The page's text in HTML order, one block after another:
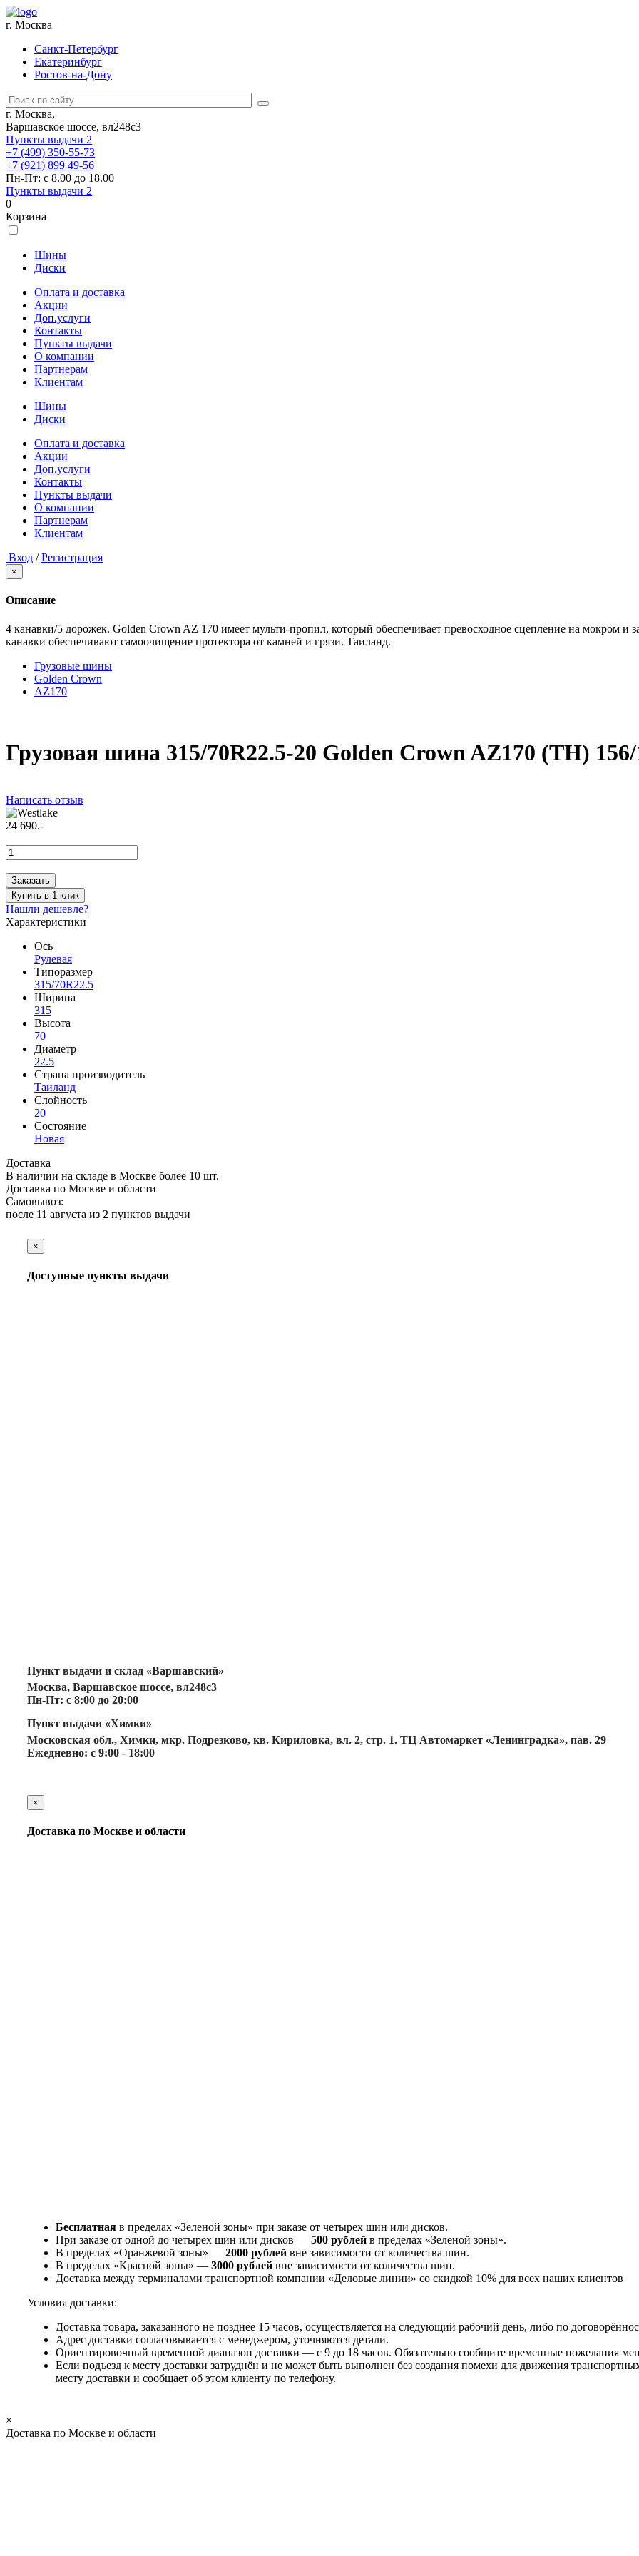
г. Москва
Санкт-Петербург
Екатеринбург
Ростов-на-Дону
г. Москва,
Варшавское шоссе, вл248с3
Пункты выдачи 2
+7 (499) 350-55-73
+7 (921) 899 49-56
Пн-Пт: с 8.00 до 18.00
Пункты выдачи 2
0
Корзина
Шины
Диски
Оплата и доставка
Акции
Доп.услуги
Контакты
Пункты выдачи
О компании
Партнерам
Клиентам
Шины
Диски
Оплата и доставка
Акции
Доп.услуги
Контакты
Пункты выдачи
О компании
Партнерам
Клиентам
Вход / Регистрация
×
Описание
4 канавки/5 дорожек. Golden Crown AZ 170 имеет мульти-пропил, который обеспечивает превосходное сцепление на мокром
канавки обеспечивают самоочищение протектора от камней и грязи. Таиланд.
Грузовые шины
Golden Crown
AZ170
Грузовая шина 315/70R22.5-20 Golden Crown AZ170 (TH)
Написать отзыв
24 690.-
Заказать
Купить в 1 клик
Нашли дешевле?
Характеристики
Ось
Рулевая
Типоразмер
315/70R22.5
Ширина
315
Высота
70
Диаметр
22.5
Страна производитель
Таиланд
Слойность
20
Состояние
Новая
Доставка
В наличии на складе в Москве более 10 шт.
Доставка по Москве и области
Самовывоз:
после 11 августа из 2 пунктов выдачи
×
Доступные пункты выдачи
Пункт выдачи и склад «Варшавский»
Москва, Варшавское шоссе, вл248с3
Пн-Пт: с 8:00 до 20:00
Пункт выдачи «Химки»
Московская обл., Химки, мкр. Подрезково, кв. Кириловка, вл. 2, стр. 1. ТЦ Автомаркет «Ленинградка», пав. 29
Ежедневно: с 9:00 - 18:00
×
Доставка по Москве и области
Бесплатная в пределах «Зеленой зоны» при заказе от четырех шин или дисков.
При заказе от одной до четырех шин или дисков — 500 рублей в пределах «Зеленой зоны».
В пределах «Оранжевой зоны» — 2000 рублей вне зависимости от количества шин.
В пределах «Красной зоны» — 3000 рублей вне зависимости от количества шин.
Доставка между терминалами транспортной компании «Деловые линии» со скидкой 10% для всех наших клиентов
Условия доставки:
Доставка товара, заказанного не позднее 15 часов, осуществляется на следующий рабочий день, либо по
Адрес доставки согласовывается с менеджером, уточняются детали.
Ориентировочный временной диапазон доставки — с 9 до 18 часов. Обязательно сообщите временные пожелания
Если подъезд к месту доставки затруднён и не может быть выполнен без создания помехи для движения
месту доставки и сообщает об этом клиенту по телефону.
×
Доставка по Москве и области